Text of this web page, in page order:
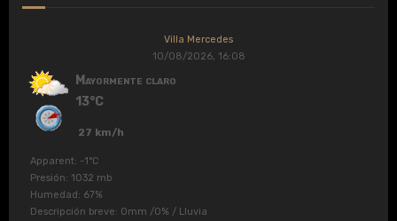
Villa Mercedes
10/08/2026, 16:08
Mayormente claro
13°C
27 km/h
Apparent: -1°C
Presión: 1032 mb
Humedad: 67%
Descripción breve: 0mm /0% / Lluvia